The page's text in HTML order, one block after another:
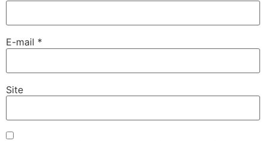
E-mail *
Site